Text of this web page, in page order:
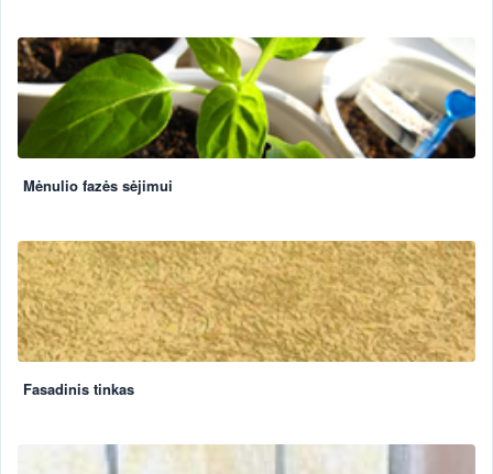
Mėnulio fazės sėjimui
Fasadinis tinkas